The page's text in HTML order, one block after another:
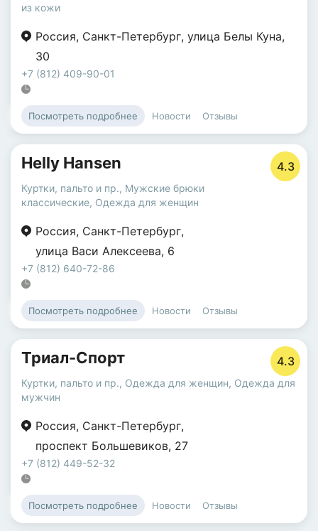
из кожи
Россия, Санкт-Петербург, улица Белы Куна,
30
+7 (812) 409-90-01
Посмотреть подробнее Новости Отзывы
Helly Hansen 4.3
Куртки, пальто и пр., Мужские брюки
классические, Одежда для женщин
Россия, Санкт-Петербург,
улица Васи Алексеева, 6
+7 (812) 640-72-86
Посмотреть подробнее Новости Отзывы
Триал-Спорт 4.3
Куртки, пальто и пр., Одежда для женщин, Одежда для
мужчин
Россия, Санкт-Петербург,
проспект Большевиков, 27
+7 (812) 449-52-32
Посмотреть подробнее Новости Отзывы